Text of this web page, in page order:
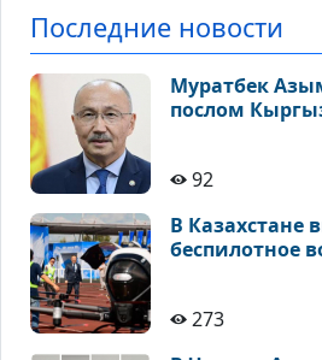
Последние новости
Муратбек
92
В Казахстане
беспилотное
273